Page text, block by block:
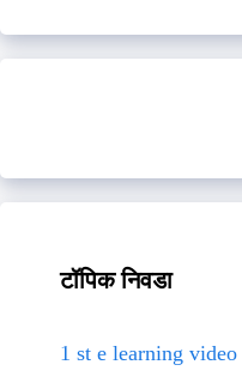
टॉपिक निवडा
1 st e learning video